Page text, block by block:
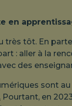
en
très tôt. En
: aller à la
des
sont
Pourtant, en